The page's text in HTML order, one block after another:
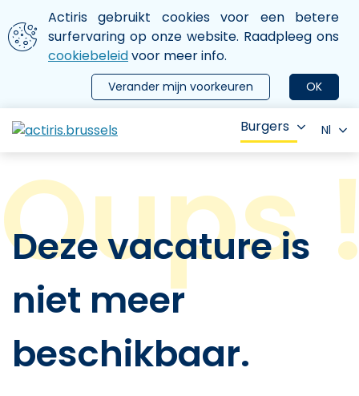
Aller au contenu principal
We gebruiken cookies
Actiris gebruikt cookies voor een betere
surfervaring op onze website. Raadpleeg ons
cookiebeleidvoor meer info.
OK
Verander mijn voorkeuren
le menu
Burgers Nl
Deze vacature is
niet meer
beschikbaar.